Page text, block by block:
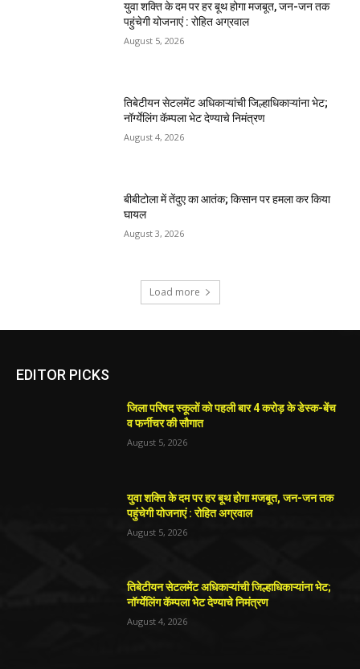
युवा शक्ति के दम पर हर बूथ होगा मजबूत, जन-जन तक
पहुंचेगी योजनाएं : रोहित अग्रवाल
August 5, 2026
तिबेटीयन सेटलमेंट अधिकाऱ्यांची जिल्हाधिकाऱ्यांना भेट;
नॉर्ग्येलिंग कॅम्पला भेट देण्याचे निमंत्रण
August 4, 2026
बीबीटोला में तेंदुए का आतंक; किसान पर हमला कर किया
घायल
August 3, 2026
Load more
EDITOR PICKS
जिला परिषद स्कूलों को पहली बार 4 करोड़ के डेस्क-बेंच
व फर्नीचर की सौगात
August 5, 2026
युवा शक्ति के दम पर हर बूथ होगा मजबूत, जन-जन तक
पहुंचेगी योजनाएं : रोहित अग्रवाल
August 5, 2026
तिबेटीयन सेटलमेंट अधिकाऱ्यांची जिल्हाधिकाऱ्यांना भेट;
नॉर्ग्येलिंग कॅम्पला भेट देण्याचे निमंत्रण
August 4, 2026